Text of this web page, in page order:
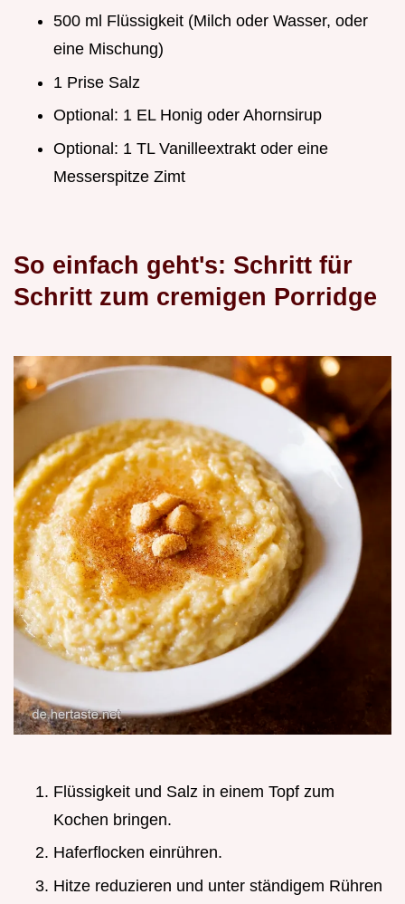
500 ml Flüssigkeit (Milch oder Wasser, oder
eine Mischung)
1 Prise Salz
Optional: 1 EL Honig oder Ahornsirup
Optional: 1 TL Vanilleextrakt oder eine
Messerspitze Zimt
So einfach geht's: Schritt für
Schritt zum cremigen Porridge
Flüssigkeit und Salz in einem Topf zum
Kochen bringen.
Haferflocken einrühren.
Hitze reduzieren und unter ständigem Rühren